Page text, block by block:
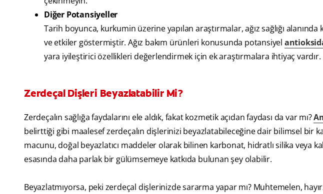
Diğer Potansiyeller
Tarih boyunca, kurkumin üzerine yapılan araştırmalar, ağız sağlığı
ve etkiler göstermiştir. Ağız bakım ürünleri konusunda potansiyel
yara iyileştirici özellikleri değerlendirmek için ek araştırmalara ihtiyaç vardır.
Zerdeçal Dişleri Beyazlatabilir Mi?
Zerdeçalın sağlığa faydalarını ele aldık, fakat kozmetik açıdan faydası da var mı?
belirttiği gibi maalesef zerdeçalın dişlerinizi beyazlatabileceğine dair bilimsel bir
macunu, doğal beyazlatıcı maddeler olarak bilinen karbonat, hidratlı silika veya
esasında daha parlak bir gülümsemeye katkıda bulunan şey olabilir.
Beyazlatmıyorsa, peki zerdeçal dişlerinizde sararma yapar mı? Muhtemelen,